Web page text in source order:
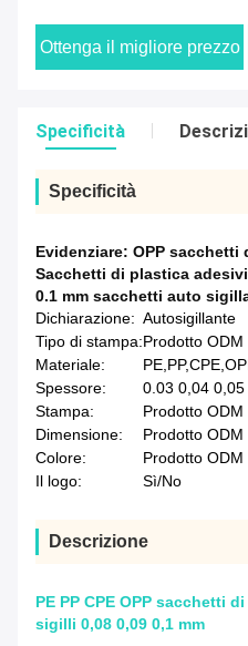
Ottenga il migliore prezzo
Specificità
Specificità
Evidenziare: OPP sacchetti
Sacchetti di plastica
0.1 mm sacchetti auto
Dichiarazione: Autosigillante
Tipo di stampa:Prodotto ODM
Materiale:
Spessore:
0.03 0,04
Stampa:
Prodotto ODM
Dimensione:
Prodotto ODM
Colore:
Prodotto ODM
Il logo:
Sì/No
Descrizione
PE PP CPE OPP sacchetti
sigilli 0,08 0,09 0,1 mm